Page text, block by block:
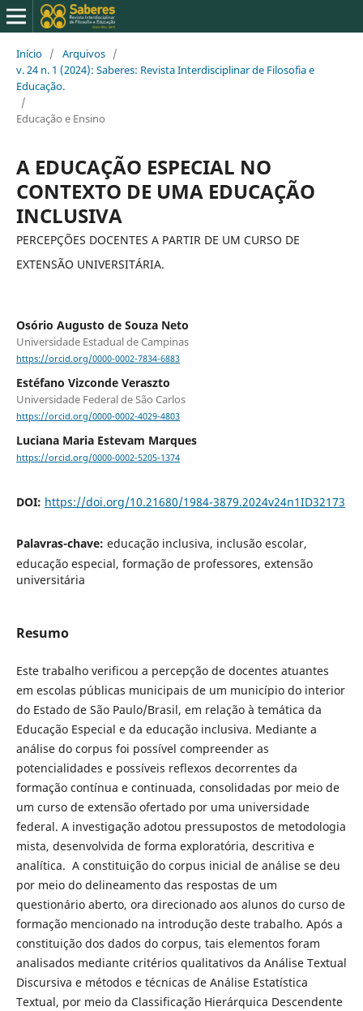
Início / Arquivos /
v. 24 n. 1 (2024): Saberes: Revista Interdisciplinar de Filosofia e
Educação.
/
Educação e Ensino
A EDUCAÇÃO ESPECIAL NO
CONTEXTO DE UMA EDUCAÇÃO
INCLUSIVA
PERCEPÇÕES DOCENTES A PARTIR DE UM CURSO DE
EXTENSÃO UNIVERSITÁRIA.
Osório Augusto de Souza Neto
Universidade Estadual de Campinas
https://orcid.org/0000-0002-7834-6883
Estéfano Vizconde Veraszto
Universidade Federal de São Carlos
https://orcid.org/0000-0002-4029-4803
Luciana Maria Estevam Marques
https://orcid.org/0000-0002-5205-1374
DOI: https://doi.org/10.21680/1984-3879.2024v24n1ID32173
Palavras-chave: educação inclusiva, inclusão escolar,
educação especial, formação de professores, extensão
universitária
Resumo
Este trabalho verificou a percepção de docentes atuantes
em escolas públicas municipais de um município do interior
do Estado de São Paulo/Brasil, em relação à temática da
Educação Especial e da educação inclusiva. Mediante a
análise do corpus foi possível compreender as
potencialidades e possíveis reflexos decorrentes da
formação contínua e continuada, consolidadas por meio de
um curso de extensão ofertado por uma universidade
federal. A investigação adotou pressupostos de metodologia
mista, desenvolvida de forma exploratória, descritiva e
analítica. A constituição do corpus inicial de análise se deu
por meio do delineamento das respostas de um
questionário aberto, ora direcionado aos alunos do curso de
formação mencionado na introdução deste trabalho. Após a
constituição dos dados do corpus, tais elementos foram
analisados mediante critérios qualitativos da Análise Textual
Discursiva e métodos e técnicas de Análise Estatística
Textual, por meio da Classificação Hierárquica Descendente